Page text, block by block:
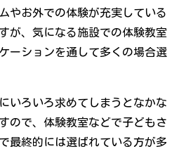
やお外での体験が充実している
が、気になる施設での体験教室
ーションを通して多くの場合選
いろいろ求めてしまうとなかな
ので、体験教室などで子どもさ
最終的には選ばれている方が多